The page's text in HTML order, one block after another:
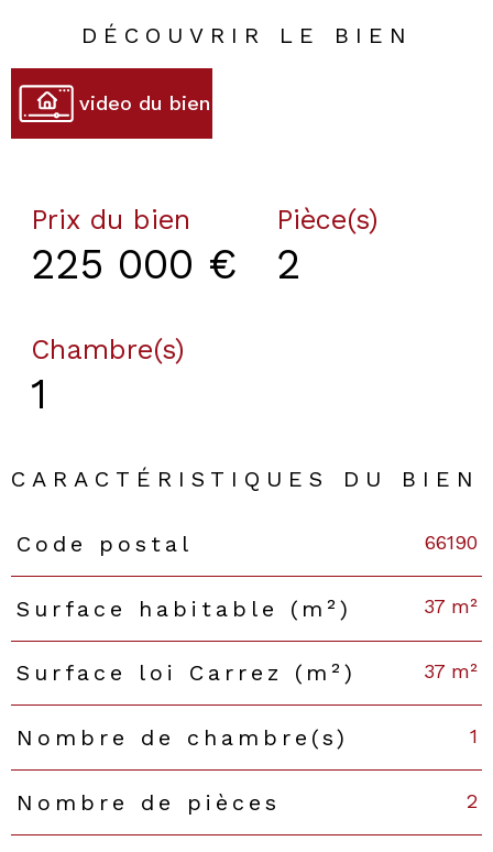
DÉCOUVRIR LE BIEN
video du bien
Prix du bien
225 000 €
Pièce(s)
2
Chambre(s)
1
CARACTÉRISTIQUES DU BIEN
Caractéristiques Valeurs
Code postal 66190
Surface habitable (m²) 37 m²
Surface loi Carrez (m²) 37 m²
Nombre de chambre(s) 1
Nombre de pièces 2